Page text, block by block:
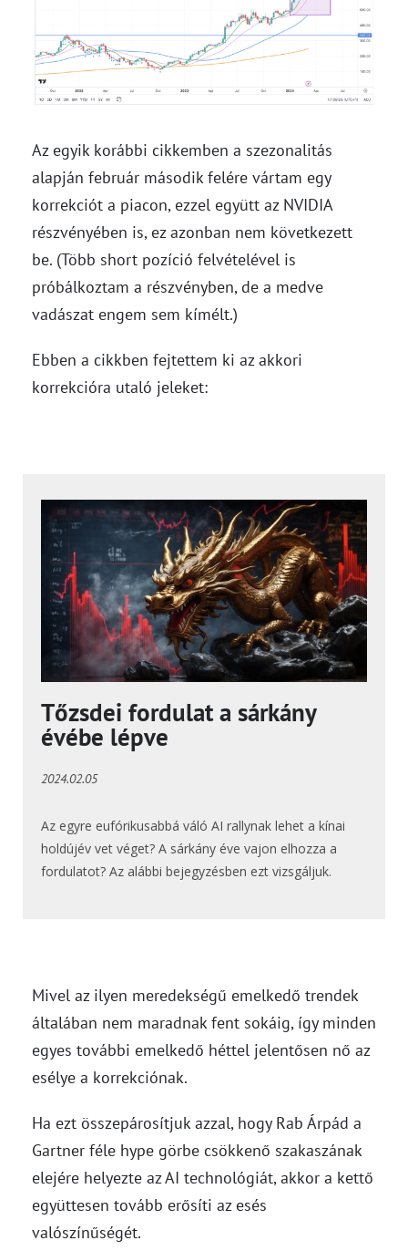
Az egyik korábbi cikkemben a szezonalitás
alapján február második felére vártam egy
korrekciót a piacon, ezzel együtt az NVIDIA
részvényében is, ez azonban nem következett
be. (Több short pozíció felvételével is
próbálkoztam a részvényben, de a medve
vadászat engem sem kímélt.)
Ebben a cikkben fejtettem ki az akkori
korrekcióra utaló jeleket:
Tőzsdei fordulat a sárkány
évébe lépve
2024.02.05
Az egyre eufórikusabbá váló AI rallynak lehet a kínai
holdújév vet véget? A sárkány éve vajon elhozza a
fordulatot? Az alábbi bejegyzésben ezt vizsgáljuk.
Mivel az ilyen meredekségű emelkedő trendek
általában nem maradnak fent sokáig, így minden
egyes további emelkedő héttel jelentősen nő az
esélye a korrekciónak.
Ha ezt összepárosítjuk azzal, hogy Rab Árpád a
Gartner féle hype görbe csökkenő szakaszának
elejére helyezte az AI technológiát, akkor a kettő
együttesen tovább erősíti az esés
valószínűségét.